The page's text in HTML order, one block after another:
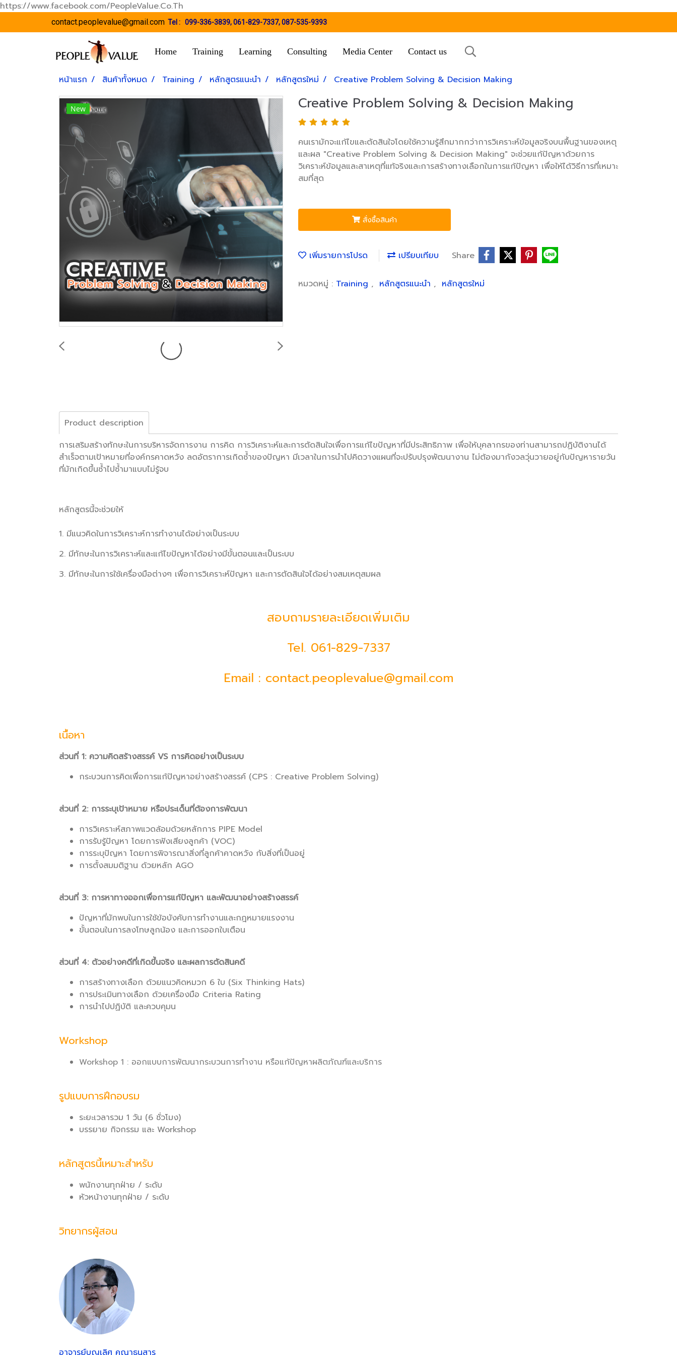
https://www.facebook.com/PeopleValue.Co.Th
contact.peoplevalue@gmail.com Tel : 099-336-3839,061-829-7337,087-535-9393
Home Training Learning Consulting Media Center Contact us
หน้าแรก สินค้าทั้งหมด Training หลักสูตรแนะนำ หลักสูตรใหม่ Creative Problem Solving & Decision Making
New Creative Problem Solving & Decision Making
คนเรามักจะแก้ไขและตัดสินใจโดยใช้ความรู้สึกมากกว่าการวิเคราะห์ข้อมูลจริงบนพื้นฐานของเหตุ
และผล "Creative Problem Solving & Decision Making" จะช่วยแก้ปัญหาด้วยการ
วิเคราะห์ข้อมูลและสาเหตุที่แท้จริงและการสร้างทางเลือกในการแก้ปัญหา เพื่อให้ได้วิธีการที่เหมาะ
สมที่สุด
สั่งซื้อสินค้า
เพิ่มรายการโปรด เปรียบเทียบ Share
หมวดหมู่ : Training , หลักสูตรแนะนำ , หลักสูตรใหม่
Product description
การเสริมสร้างทักษะในการบริหารจัดการงาน การคิด การวิเคราะห์และการตัดสินใจเพื่อการแก้ไขปัญหาที่มีประสิทธิภาพ เพื่อให้บุคลากรของท่านสามารถปฏิบัติงานได้
สำเร็จตามเป้าหมายที่องค์กรคาดหวัง ลดอัตราการเกิดซ้ำของปัญหา มีเวลาในการนำไปคิดวางแผนที่จะปรับปรุงพัฒนางาน ไม่ต้องมากังวลวุ่นวายอยู่กับปัญหารายวัน
ที่มักเกิดขึ้นซ้ำไปซ้ำมาแบบไม่รู้จบ
หลักสูตรนี้จะช่วยให้
1. มีแนวคิดในการวิเคราะห์การทำงานได้อย่างเป็นระบบ
2. มีทักษะในการวิเคราะห์และแก้ไขปัญหาได้อย่างมีขั้นตอนและเป็นระบบ
3. มีทักษะในการใช้เครื่องมือต่างๆ เพื่อการวิเคราะห์ปัญหา และการตัดสินใจได้อย่างสมเหตุสมผล
สอบถามรายละเอียดเพิ่มเติม
Tel. 061-829-7337
Email : contact.peoplevalue@gmail.com
เนื้อหา
ส่วนที่ 1: ความคิดสร้างสรรค์ VS การคิดอย่างเป็นระบบ
กระบวนการคิดเพื่อการแก้ปัญหาอย่างสร้างสรรค์ (CPS : Creative Problem Solving)
ส่วนที่ 2: การระบุเป้าหมาย หรือประเด็นที่ต้องการพัฒนา
การวิเคราะห์สภาพแวดล้อมด้วยหลักการ PIPE Model
การรับรู้ปัญหา โดยการฟังเสียงลูกค้า (VOC)
การระบุปัญหา โดยการพิจารณาสิ่งที่ลูกค้าคาดหวัง กับสิ่งที่เป็นอยู่
การตั้งสมมติฐาน ด้วยหลัก AGO
ส่วนที่ 3: การหาทางออกเพื่อการแก้ปัญหา และพัฒนาอย่างสร้างสรรค์
ปัญหาที่มักพบในการใช้ข้อบังคับการทำงานและกฎหมายแรงงาน
ขั้นตอนในการลงโทษลูกน้อง และการออกใบเตือน
ส่วนที่ 4: ตัวอย่างคดีที่เกิดขึ้นจริง และผลการตัดสินคดี
การสร้างทางเลือก ด้วยแนวคิดหมวก 6 ใบ (Six Thinking Hats)
การประเมินทางเลือก ด้วยเครื่องมือ Criteria Rating
การนำไปปฏิบัติ และควบคุมน
Workshop
Workshop 1 : ออกแบบการพัฒนากระบวนการทำงาน หรือแก้ปัญหาผลิตภัณฑ์และบริการ
รูปแบบการฝึกอบรม
ระยะเวลารวม 1 วัน (6 ชั่วโมง)
บรรยาย กิจกรรม และ Workshop
หลักสูตรนี้เหมาะสำหรับ
พนักงานทุกฝ่าย / ระดับ
หัวหน้างานทุกฝ่าย / ระดับ
วิทยากรผู้สอน
อาจารย์บุญเลิศ คณาธนสาร